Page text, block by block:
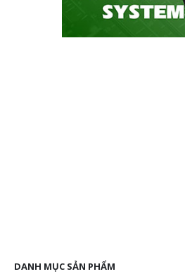
DANH MỤC SẢN PHẨM